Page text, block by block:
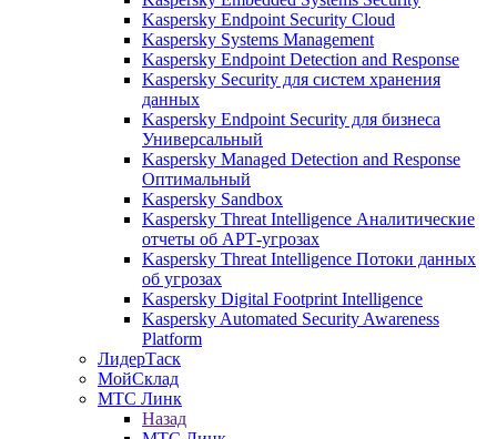
Kaspersky Endpoint Security Cloud
Kaspersky Systems Management
Kaspersky Endpoint Detection and Response
Kaspersky Security для систем хранения
данных
Kaspersky Endpoint Security для бизнеса
Универсальный
Kaspersky Managed Detection and Response
Оптимальный
Kaspersky Sandbox
Kaspersky Threat Intelligence Аналитические
отчеты об АРТ-угрозах
Kaspersky Threat Intelligence Потоки данных
об угрозах
Kaspersky Digital Footprint Intelligence
Kaspersky Automated Security Awareness
Platform
ЛидерТаск
МойСклад
МТС Линк
Назад